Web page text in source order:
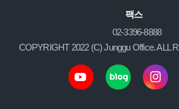
팩스
02-3396-8888
COPYRIGHT 2022 (C) Junggu Office. ALL